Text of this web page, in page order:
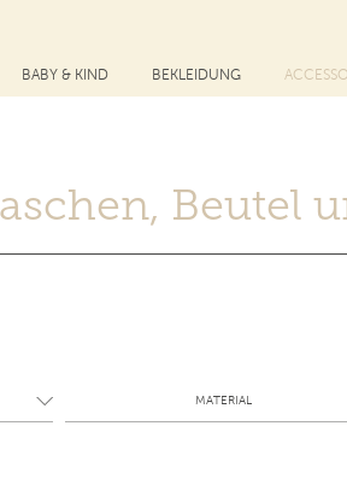
BABY & KIND BEKLEIDUNG
Beutel
MATERIAL